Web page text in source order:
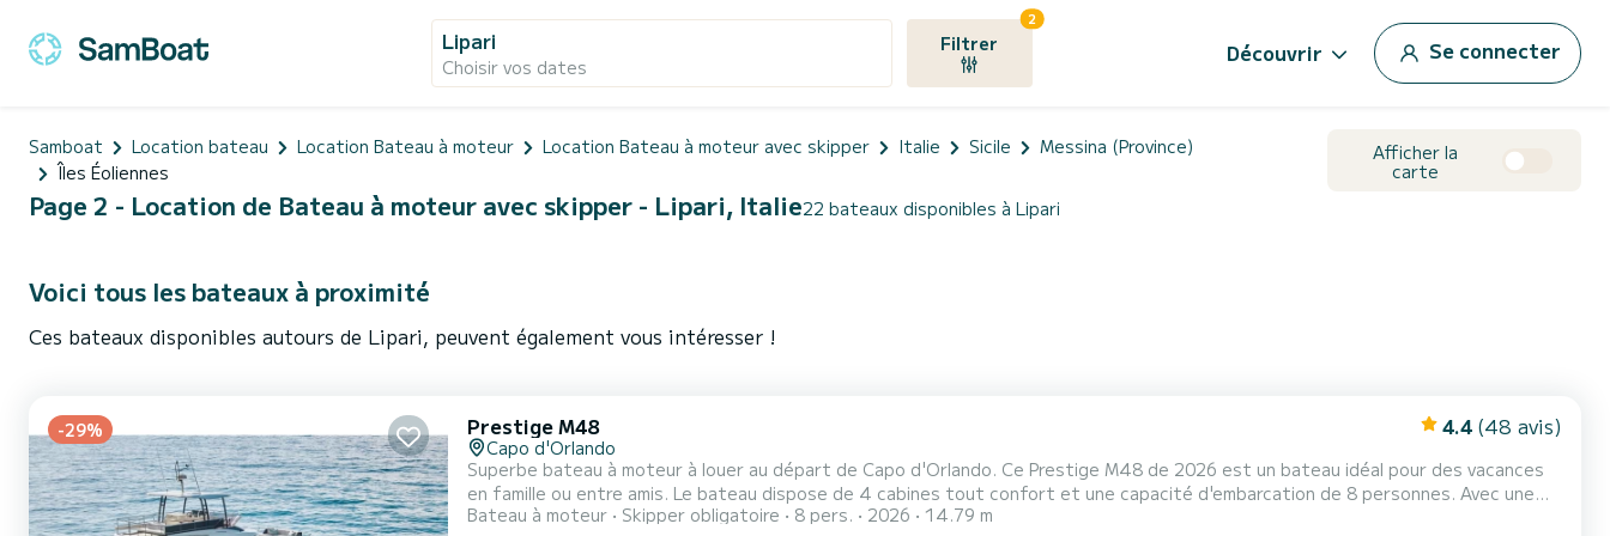
Lipari
Choisir vos dates
Filtrer
2
Découvrir Se connecter
Samboat Location bateau Location Bateau à moteur Location Bateau à moteur avec skipper Italie Sicile
Messina (Province)
Îles Éoliennes
Afficher la
carte
Page 2 - Location de Bateau à moteur avec skipper - Lipari, Italie22 bateaux disponibles à Lipari
Voici tous les bateaux à proximité
Ces bateaux disponibles autours de Lipari, peuvent également vous intéresser !
-29% Prestige M48 4.4 (48 avis)
Capo d'Orlando
Superbe bateau à moteur à louer au départ de Capo d'Orlando. Ce Prestige M48 de 2026 est un bateau idéal pour des vacances
en famille ou entre amis. Le bateau dispose de 4 cabines tout confort et une capacité d'embarcation de 8 personnes. Avec une
longueur totale de 15 mètres, il sera votre meilleur allié pour passer des vacances extraordinaires sur l'eau dans les environs
Bateau à moteur Skipper obligatoire 8 pers. 2026 14.79 m